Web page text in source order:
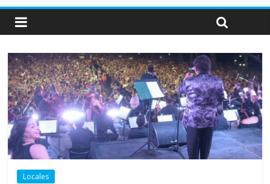
Locales